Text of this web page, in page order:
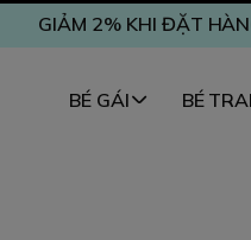
GIẢM 2% KHI ĐẶT
BÉ GÁI BÉ TRAI